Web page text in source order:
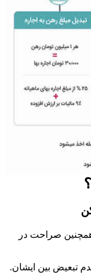
صراحت در